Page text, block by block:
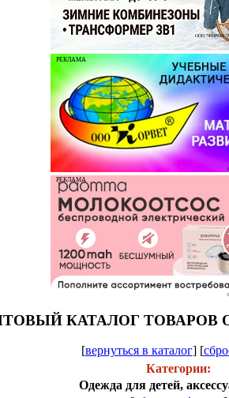
ООО "ФИРМА
РЕКЛАМА
РЕКЛАМА
КАТАЛОГ ТОВАРОВ
[вернуться в каталог] [
Категории:
Одежда для детей,